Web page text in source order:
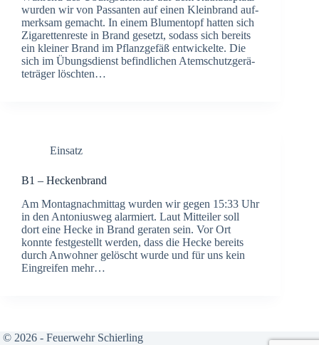
wur­den wir von Pas­san­ten auf einen Klein­brand auf­
merk­sam gemacht. In einem Blu­men­topf hat­ten sich
Ziga­ret­ten­res­te in Brand gesetzt, sodass sich bereits
ein klei­ner Brand im Pflanz­ge­fäß ent­wi­ckel­te. Die
sich im Übungs­dienst befind­li­chen Atem­schutz­ge­rä­
te­trä­ger lösch­ten…
Einsatz
B1 – Hecken­brand
Am Mon­tag­nach­mit­tag wur­den wir gegen 15:33 Uhr
in den Anto­ni­us­weg alar­miert. Laut Mit­tei­ler soll
dort eine Hecke in Brand gera­ten sein. Vor Ort
konn­te fest­ge­stellt wer­den, dass die Hecke bereits
durch Anwoh­ner gelöscht wur­de und für uns kein
Ein­grei­fen mehr…
© 2026 - Feuerwehr Schierling